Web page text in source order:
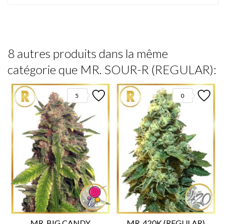
8 autres produits dans la même
catégorie que MR. SOUR-R (REGULAR):
5 0